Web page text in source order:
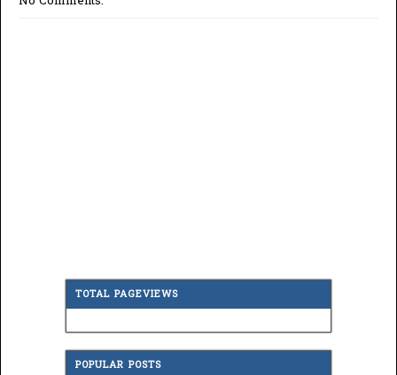
TOTAL PAGEVIEWS
POPULAR POSTS